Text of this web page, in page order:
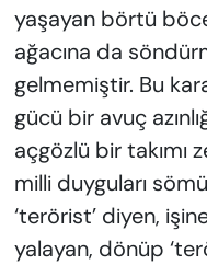
yaşayan börtü
ağacına da
gelmemiştir. Bu
gücü bir avuç
açgözlü bir takımı
milli duyguları
‘terörist’ diyen,
yalayan, dönüp